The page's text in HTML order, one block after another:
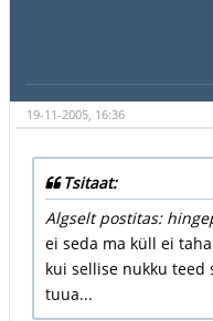
19-11-2005, 16:36
Tsitaat:
Algselt postitas:
ei seda ma küll ei
kui sellise nukku teed
tuua...